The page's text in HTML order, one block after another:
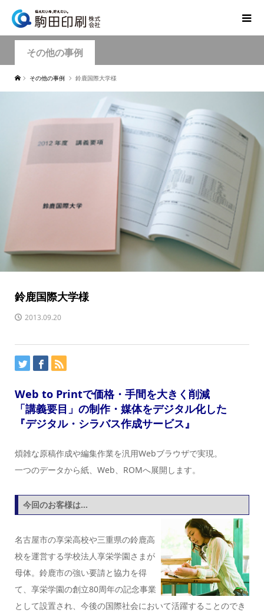
その他の事例
その他の事例 鈴鹿国際大学様
鈴鹿国際大学様
2013.09.20
Web to Printで価格・手間を大きく削減
「講義要目」の制作・媒体をデジタル化した
『デジタル・シラバス作成サービス』
煩雑な原稿作成や編集作業を汎用Webブラウザで実現。
一つのデータから紙、Web、ROMへ展開します。
今回のお客様は…
名古屋市の享栄高校や三重県の鈴鹿高
校を運営する学校法人享栄学園さまが
母体。鈴鹿市の強い要請と協力を得
て、享栄学園の創立80周年の記念事業
として設置され、今後の国際社会において活躍することのでき